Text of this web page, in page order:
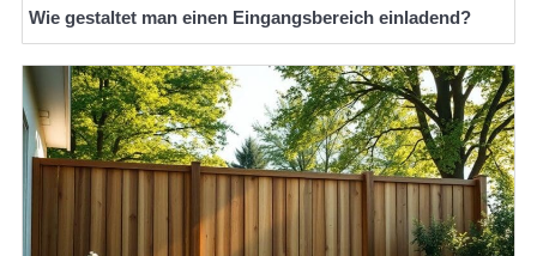
Wie gestaltet man einen Eingangsbereich einladend?